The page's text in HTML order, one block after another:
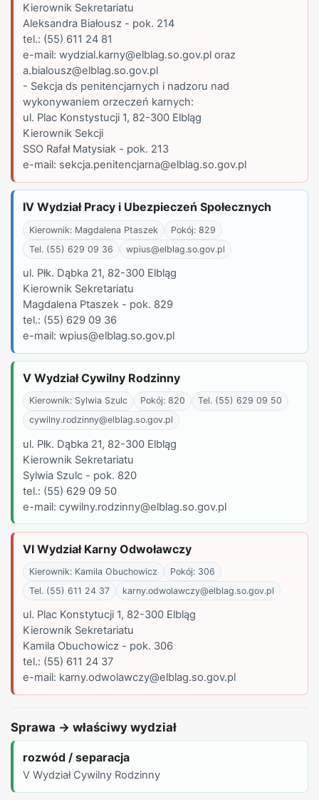
Kierownik Sekretariatu
Aleksandra Białousz - pok. 214
tel.: (55) 611 24 81
e-mail: wydzial.karny@elblag.so.gov.pl oraz
a.bialousz@elblag.so.gov.pl
- Sekcja ds penitencjarnych i nadzoru nad
wykonywaniem orzeczeń karnych:
ul. Plac Konstystucji 1, 82-300 Elbląg
Kierownik Sekcji
SSO Rafał Matysiak - pok. 213
e-mail: sekcja.penitencjarna@elblag.so.gov.pl
IV Wydział Pracy i Ubezpieczeń Społecznych
Kierownik: Magdalena Ptaszek
Pokój: 829
Tel. (55) 629 09 36
wpius@elblag.so.gov.pl
ul. Płk. Dąbka 21, 82-300 Elbląg
Kierownik Sekretariatu
Magdalena Ptaszek - pok. 829
tel.: (55) 629 09 36
e-mail: wpius@elblag.so.gov.pl
V Wydział Cywilny Rodzinny
Kierownik: Sylwia Szulc Pokój: 820
Tel. (55) 629 09 50
cywilny.rodzinny@elblag.so.gov.pl
ul. Płk. Dąbka 21, 82-300 Elbląg
Kierownik Sekretariatu
Sylwia Szulc - pok. 820
tel.: (55) 629 09 50
e-mail: cywilny.rodzinny@elblag.so.gov.pl
VI Wydział Karny Odwoławczy
Kierownik: Kamila Obuchowicz
Pokój: 306
Tel. (55) 611 24 37
karny.odwolawczy@elblag.so.gov.pl
ul. Plac Konstytucji 1, 82-300 Elbląg
Kierownik Sekretariatu
Kamila Obuchowicz - pok. 306
tel.: (55) 611 24 37
e-mail: karny.odwolawczy@elblag.so.gov.pl
Sprawa → właściwy wydział
rozwód / separacja
V Wydział Cywilny Rodzinny